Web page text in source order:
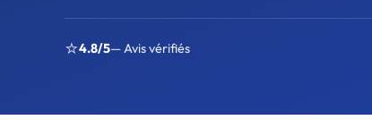
⭐4.8/5— Avis vérifiés